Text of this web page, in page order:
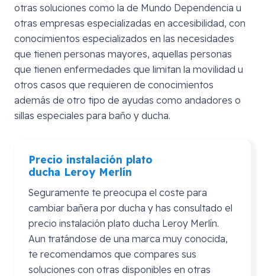
otras soluciones como la de Mundo Dependencia u
otras empresas especializadas en accesibilidad, con
conocimientos especializados en las necesidades
que tienen personas mayores, aquellas personas
que tienen enfermedades que limitan la movilidad u
otros casos que requieren de conocimientos
además de otro tipo de ayudas como andadores o
sillas especiales para baño y ducha.
Precio instalación plato
ducha Leroy Merlín
Seguramente te preocupa el coste para
cambiar bañera por ducha y has consultado el
precio instalación plato ducha Leroy Merlín.
Aun tratándose de una marca muy conocida,
te recomendamos que compares sus
soluciones con otras disponibles en otras